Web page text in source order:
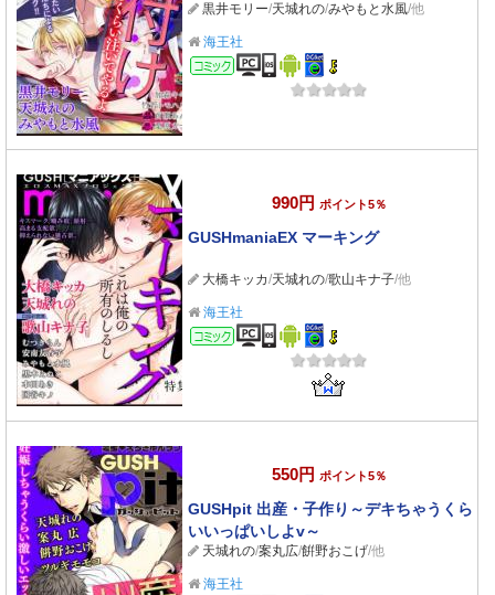
黒井モリー/天城れの/みやもと水風/他
海王社
コミック
990円 ポイント5％
GUSHmaniaEX マーキング
大橋キッカ/天城れの/歌山キナ子/他
海王社
コミック
550円 ポイント5％
GUSHpit 出産・子作り～デキちゃうくら
いいっぱいしよv～
天城れの/案丸広/餠野おこげ/他
海王社